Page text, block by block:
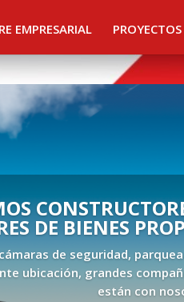
EMPRESARIAL
DE BIENES
de seguridad,
ubicación, grandes
están con